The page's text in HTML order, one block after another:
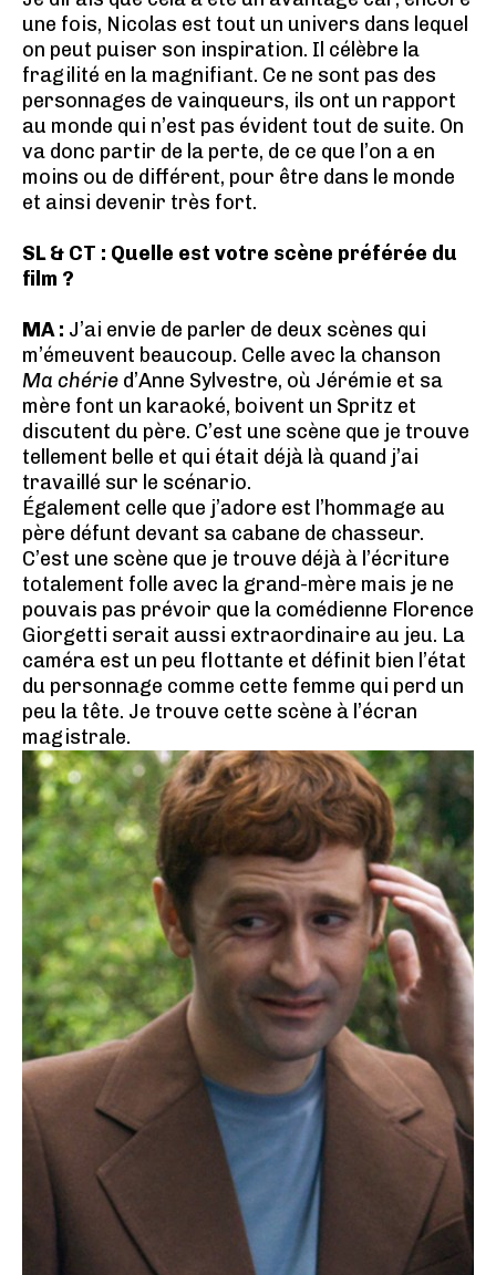
une fois, Nicolas est tout un univers dans lequel
on peut puiser son inspiration. Il célèbre la
fragilité en la magnifiant. Ce ne sont pas des
personnages de vainqueurs, ils ont un rapport
au monde qui n’est pas évident tout de suite. On
va donc partir de la perte, de ce que l’on a en
moins ou de différent, pour être dans le monde
et ainsi devenir très fort.
SL & CT : Quelle est votre scène préférée du
film ?
MA : J’ai envie de parler de deux scènes qui
m’émeuvent beaucoup. Celle avec la chanson
Ma chérie d’Anne Sylvestre, où Jérémie et sa
mère font un karaoké, boivent un Spritz et
discutent du père. C’est une scène que je trouve
tellement belle et qui était déjà là quand j’ai
travaillé sur le scénario.
Également celle que j’adore est l’hommage au
père défunt devant sa cabane de chasseur.
C’est une scène que je trouve déjà à l’écriture
totalement folle avec la grand-mère mais je ne
pouvais pas prévoir que la comédienne Florence
Giorgetti serait aussi extraordinaire au jeu. La
caméra est un peu flottante et définit bien l’état
du personnage comme cette femme qui perd un
peu la tête. Je trouve cette scène à l’écran
magistrale.